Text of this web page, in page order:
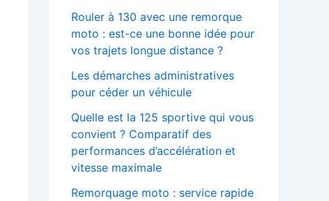
Rouler à 130 avec une remorque
moto : est-ce une bonne idée pour
vos trajets longue distance ?
Les démarches administratives
pour céder un véhicule
Quelle est la 125 sportive qui vous
convient ? Comparatif des
performances d’accélération et
vitesse maximale
Remorquage moto : service rapide